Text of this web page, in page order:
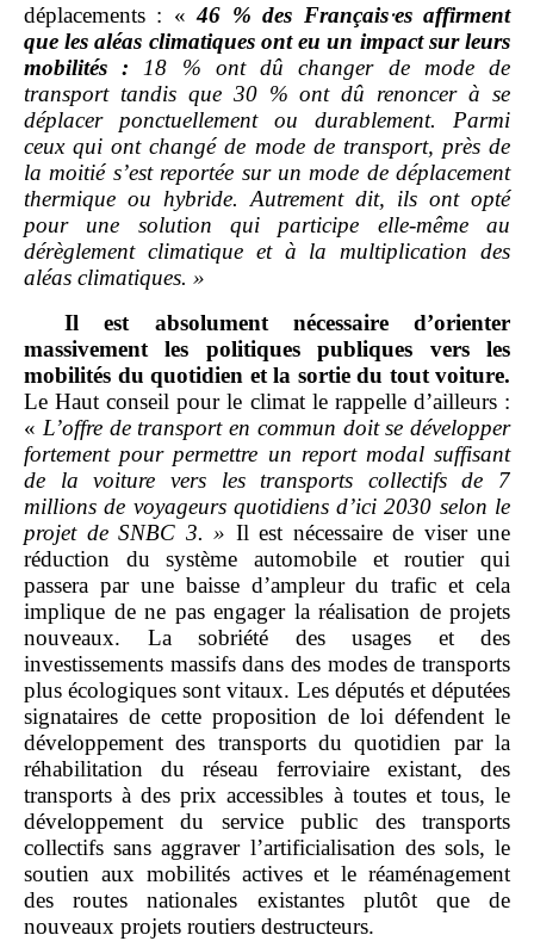
déplacements : «46 % des Français⸱es affirment
que les aléas climatiques ont eu un impact sur leurs
mobilités : 18
% ont dû changer de mode de
transport tandis que 30 % ont dû renoncer à se
déplacer ponctuellement ou durablement. Parmi
ceux qui ont changé de mode de transport, près de
la moitié s’est reportée sur un mode de déplacement
thermique ou hybride. Autrement dit, ils ont opté
pour une solution qui participe elle‑même au
dérèglement climatique et à la multiplication des
aléas climatiques. »
Il est absolument nécessaire d’orienter
massivement les politiques publiques vers les
mobilités du quotidien et la sortie du tout voiture.
Le Haut conseil pour le climat le rappelle d’ailleurs :
« L’offre de transport en commun doit se développer
fortement pour permettre un report modal suffisant
de la voiture vers les transports collectifs de 7
millions de voyageurs quotidiens d’ici 2030 selon le
projet de SNBC 3. » Il est nécessaire de viser une
réduction du système automobile et routier qui
passera par une baisse d’ampleur du trafic et cela
implique de ne pas engager la réalisation de projets
nouveaux. La sobriété des usages et des
investissements massifs dans des modes de transports
plus écologiques sont vitaux. Les députés et députées
signataires de cette proposition de loi défendent le
développement des transports du quotidien par la
réhabilitation du réseau ferroviaire existant, des
transports à des prix accessibles à toutes et tous, le
développement du service public des transports
collectifs sans aggraver l’artificialisation des sols, le
soutien aux mobilités actives et le réaménagement
des routes nationales existantes plutôt que de
nouveaux projets routiers destructeurs.